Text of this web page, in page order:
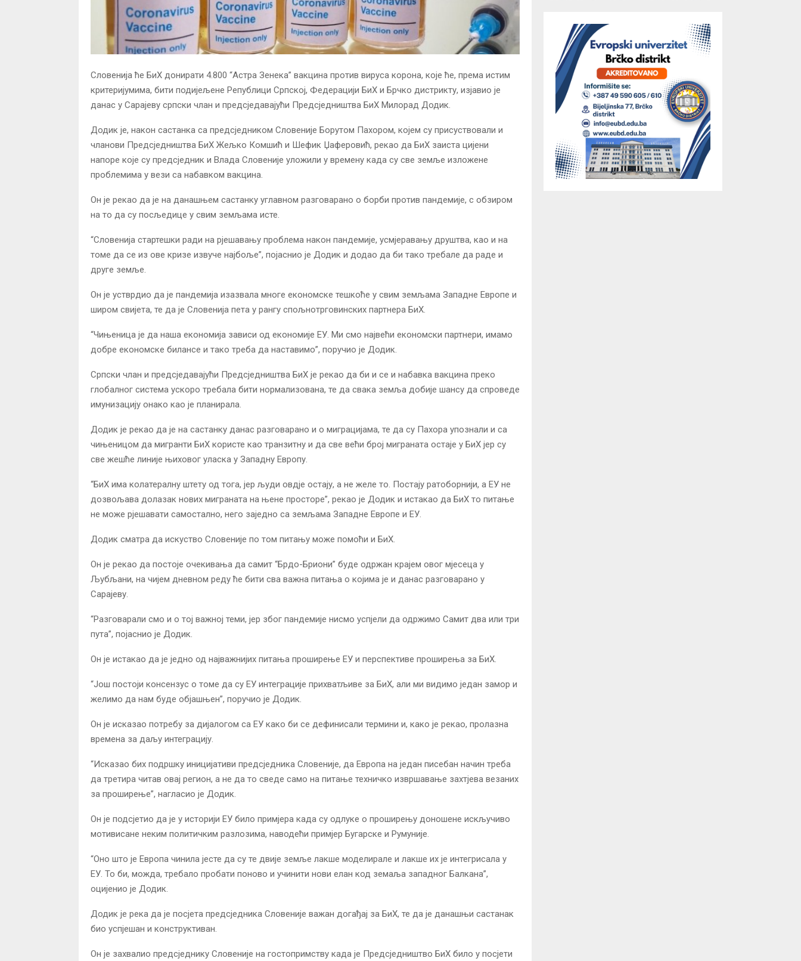
Словенија ће БиХ донирати 4.800 “Астра Зенека” вакцина против вируса корона, које ће, према истим
критеријумима, бити подијељене Републици Српској, Федерацији БиХ и Брчко дистрикту, изјавио је
данас у Сарајеву српски члан и предсједавајући Предсједништва БиХ Милорад Додик.
Додик је, након састанка са предсједником Словеније Борутом Пахором, којем су присуствовали и
чланови Предсједништва БиХ Жељко Комшић и Шефик Џаферовић, рекао да БиХ заиста цијени
напоре које су предсједник и Влада Словеније уложили у времену када су све земље изложене
проблемима у вези са набавком вакцина.
Он је рекао да је на данашњем састанку углавном разговарано о борби против пандемије, с обзиром
на то да су посљедице у свим земљама исте.
“Словенија стартешки ради на рјешавању проблема након пандемије, усмјеравању друштва, као и на
томе да се из ове кризе извуче најбоље”, појаснио је Додик и додао да би тако требале да раде и
друге земље.
Он је устврдио да је пандемија изазвала многе економске тешкоће у свим земљама Западне Европе и
широм свијета, те да је Словенија пета у рангу спољнотрговинских партнера БиХ.
“Чињеница је да наша економија зависи од економије ЕУ. Ми смо највећи економски партнери, имамо
добре економске билансе и тако треба да наставимо”, поручио је Додик.
Српски члан и предсједавајући Предсједништва БиХ је рекао да би и се и набавка вакцина преко
глобалног система ускоро требала бити нормализована, те да свака земља добије шансу да спроведе
имунизацију онако као је планирала.
Додик је рекао да је на састанку данас разговарано и о миграцијама, те да су Пахора упознали и са
чињеницом да мигранти БиХ користе као транзитну и да све већи број миграната остаје у БиХ јер су
све жешће линије њиховог уласка у Западну Европу.
“БиХ има колатералну штету од тога, јер људи овдје остају, а не желе то. Постају ратоборнији, а ЕУ не
дозвољава долазак нових миграната на њене просторе”, рекао је Додик и истакао да БиХ то питање
не може рјешавати самостално, него заједно са земљама Западне Европе и ЕУ.
Додик сматра да искуство Словеније по том питању може помоћи и БиХ.
Он је рекао да постоје очекивања да самит “Брдо-Бриони” буде одржан крајем овог мјесеца у
Љубљани, на чијем дневном реду ће бити сва важна питања о којима је и данас разговарано у
Сарајеву.
“Разговарали смо и о тој важној теми, јер због пандемије нисмо успјели да одржимо Самит два или три
пута”, појаснио је Додик.
Он је истакао да је једно од најважнијих питања проширење ЕУ и перспективе проширења за БиХ.
“Још постоји консензус о томе да су ЕУ интеграције прихватљиве за БиХ, али ми видимо један замор и
желимо да нам буде објашњен”, поручио је Додик.
Он је исказао потребу за дијалогом са ЕУ како би се дефинисали термини и, како је рекао, пролазна
времена за даљу интеграцију.
“Исказао бих подршку иницијативи предсједника Словеније, да Европа на један писебан начин треба
да третира читав овај регион, а не да то сведе само на питање техничко извршавање захтјева везаних
за проширење”, нагласио је Додик.
Он је подсјетио да је у историји ЕУ било примјера када су одлуке о проширењу доношене искључиво
мотивисане неким политичким разлозима, наводећи примјер Бугарске и Румуније.
“Оно што је Европа чинила јесте да су те двије земље лакше моделирале и лакше их је интегрисала у
ЕУ. То би, можда, требало пробати поново и учинити нови елан код земаља западног Балкана”,
оцијенио је Додик.
Додик је река да је посјета предсједника Словеније важан догађај за БиХ, те да је данашњи састанак
био успјешан и конструктиван.
Он је захвалио предсједнику Словеније на гостопримству када је Предсједништво БиХ било у посјети